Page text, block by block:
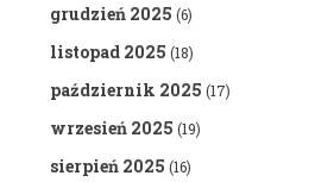
grudzień 2025 (6)
listopad 2025 (18)
październik 2025 (17)
wrzesień 2025 (19)
sierpień 2025 (16)